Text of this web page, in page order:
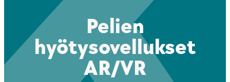
Pelien
hyötysovellukset
AR/VR